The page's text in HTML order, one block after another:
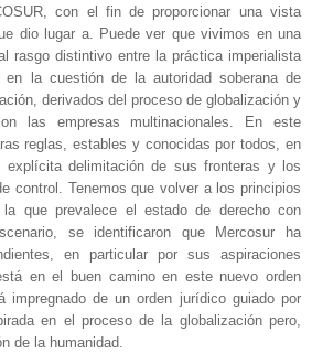
con el fin de proporcionar una vista
dio lugar a. Puede ver que vivimos en una
rasgo distintivo entre la práctica imperialista
la cuestión de la autoridad soberana de
derivados del proceso de globalización y
las empresas multinacionales. En este
reglas, estables y conocidas por todos, en
delimitación de sus fronteras y los
control. Tenemos que volver a los principios
que prevalece el estado de derecho con
se identificaron que Mercosur ha
en particular por sus aspiraciones
en el buen camino en este nuevo orden
impregnado de un orden jurídico guiado por
en el proceso de la globalización pero,
de la humanidad.